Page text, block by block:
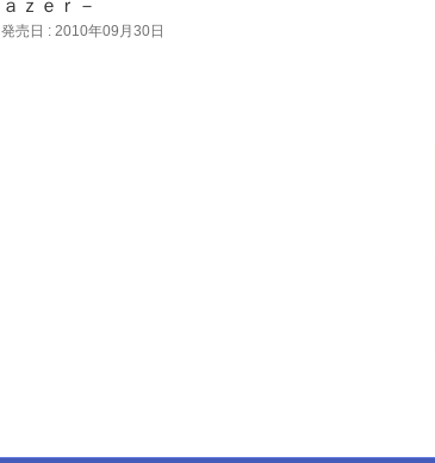
ａｚｅｒ－
発売日 : 2010年09月30日